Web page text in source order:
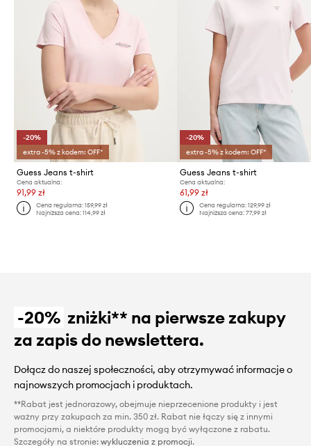
-20%
extra -5% z kodem: OFF*
Guess Jeans t-shirt
Cena aktualna:
91,99 zł
Cena regularna:159,99 zł
Najniższa cena:114,99 zł
-20%
extra -5% z kodem: OFF*
Guess Jeans t-shirt
Cena aktualna:
61,99 zł
Cena regularna: 129,99 zł
Najniższa cena: 77,99 zł
-20% zniżki** na pierwsze zakupy
za zapis do newslettera.
Dołącz do naszej społeczności, aby otrzymywać informacje o
najnowszych promocjach i produktach.
**Rabat jest jednorazowy, obejmuje nieprzecenione produkty i jest
ważny przy zakupach za min. 350 zł. Rabat nie łączy się z innymi
promocjami, a niektóre produkty mogą być wyłączone z rabatu.
Szczegóły na stronie: wykluczenia z promocji.